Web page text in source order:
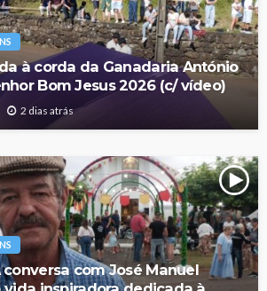
à corda da Ganadaria António
Bom Jesus 2026 (c/ vídeo)
2 dias atrás
conversa com José Manuel